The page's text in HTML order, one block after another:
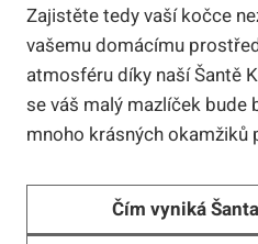
Zajistěte⁢ tedy⁣ vaší kočce
vašemu domácímu
atmosféru díky naší Šantě
se váš malý mazlíček
⁢mnoho krásných ⁤okamžiků
Čím vyniká